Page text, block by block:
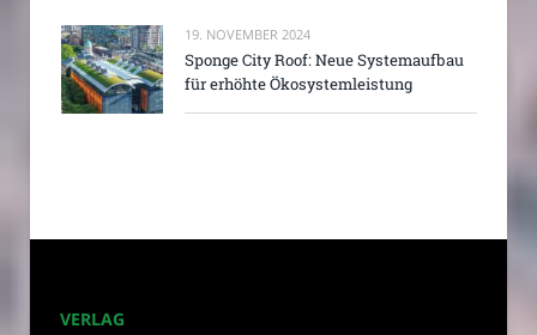
19. NOVEMBER 2024
Sponge City Roof: Neue Systemaufbau
für erhöhte Ökosystemleistung
VERLAG